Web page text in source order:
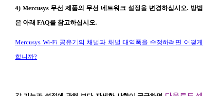
of Korea
4) Mercusys 무선 제품의 무선 네트워크 설정을 변경하십시오. 방법
은 아래 FAQ를 참고하십시오.
Mercusys Wi-Fi 공유기의 채널과 채널 대역폭을 수정하려면 어떻게
합니까?